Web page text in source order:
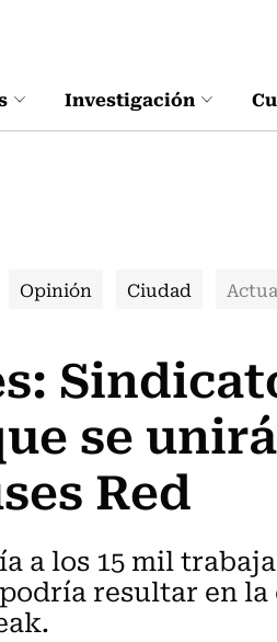
Investigación
Opinión Ciudad
se
Red
a los 15 mil
resultar en la